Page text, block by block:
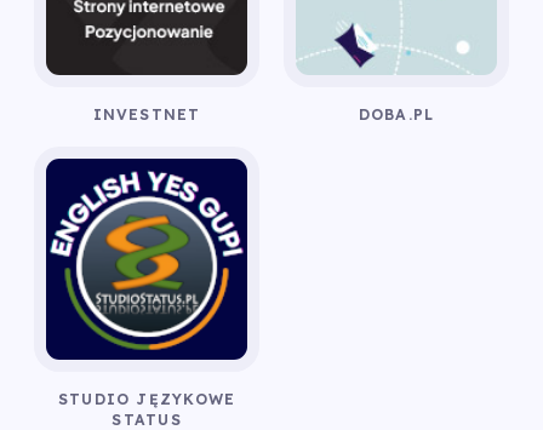
INVESTNET DOBA.PL
STUDIO JĘZYKOWE
STATUS